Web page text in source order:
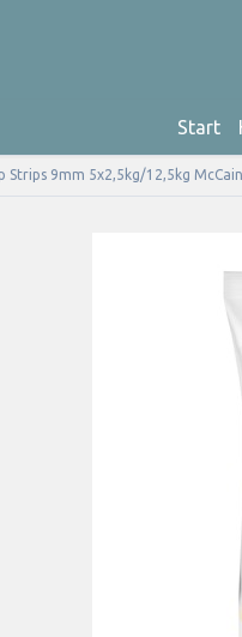
Start
Strips 9mm 5x2,5kg/12,5kg McCain